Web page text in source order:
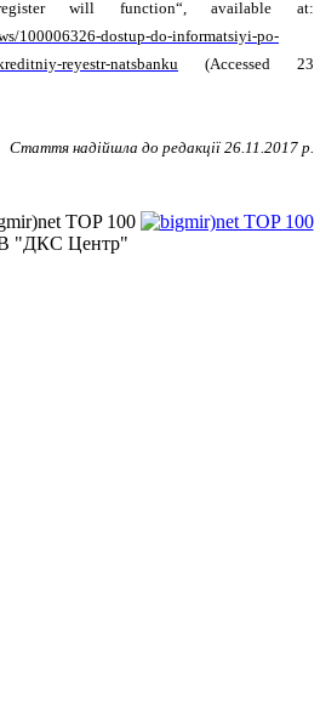
will function“, available
at:
100006326-dostup-do-informatsiyi-po-
reyestr-natsbanku
(Accessed 23
Стаття надійшла до редакції 26 11 .2017 р.
"ДКС Центр"